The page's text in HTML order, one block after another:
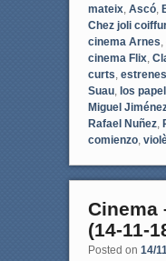
mateix, Ascó,
Chez joli
cinema Arnes
cinema Flix,
curts estrenes
Suau, los
Miguel
Rafael Nuñez,
comienzo,
Cinema
(14-11-
Posted on 14/